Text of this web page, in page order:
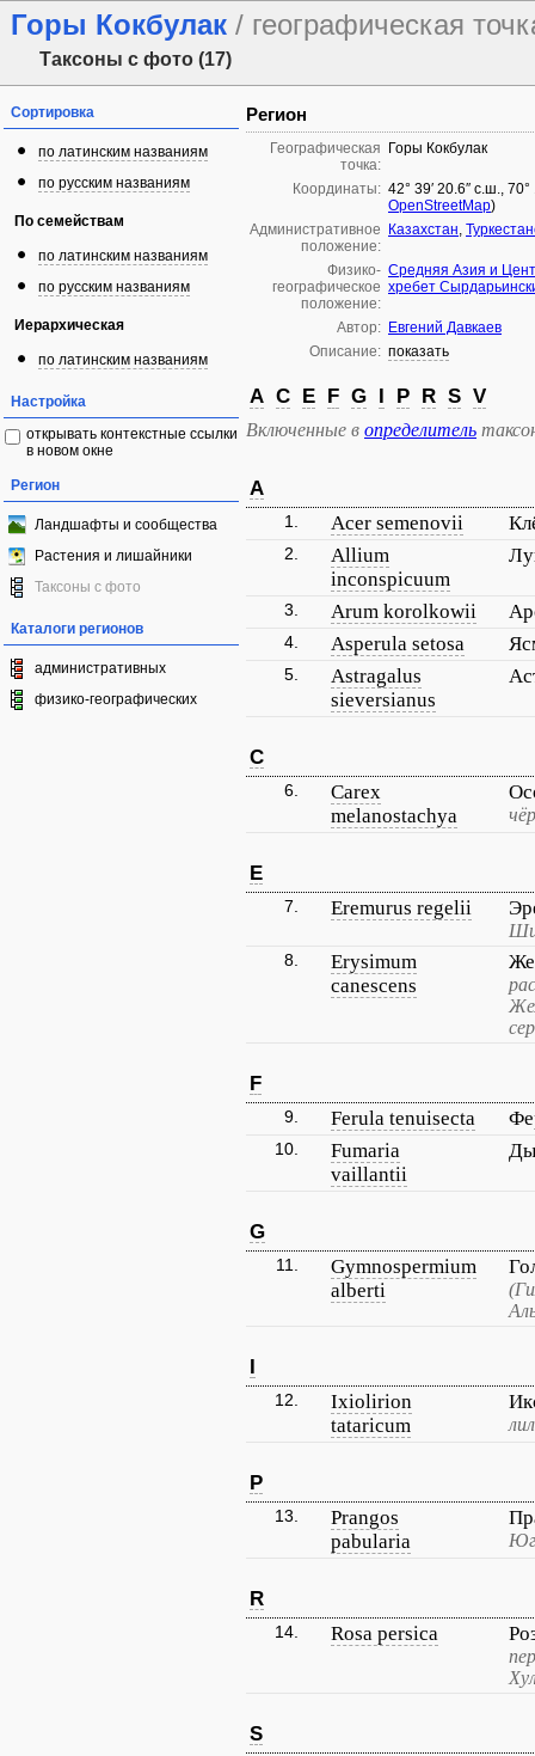
Горы Кокбулак / географическая
Таксоны с фото (17)
Сортировка
по латинским названиям
по русским названиям
По семействам
по латинским названиям
по русским названиям
Иерархическая
по латинским названиям
Настройка
открывать контекстные ссылки
в новом окне
Регион
Ландшафты и сообщества
Растения и лишайники
Таксоны с фото
Каталоги регионов
административных
физико-географических
Регион
Географическая
точка:
Горы Кокбулак
Координаты: 42° 39′ 20.6″ с.ш.,
OpenStreetMap)
Административное
положение:
Казахстан,
Физико-
географическое
положение:
Средняя Азия и
хребет
Автор: Евгений Давкаев
Описание: показать
A C E F G I P R S V
Включенные в определитель
A
1. Acer semenovii
2.
Allium
inconspicuum
3. Arum korolkowii
4. Asperula setosa
5.
Astragalus
sieversianus
C
6.
Carex
melanostachya
E
7. Eremurus regelii
8.
Erysimum
canescens
F
9. Ferula tenuisecta
10.
Fumaria
vaillantii
G
11.
Gymnospermium
alberti
I
12.
Ixiolirion
tataricum
P
13.
Prangos
pabularia
R
14. Rosa persica
S